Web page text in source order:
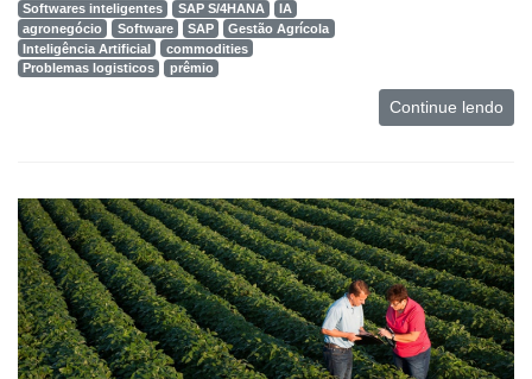
Softwares inteligentes
SAP S/4HANA
IA
agronegócio
Software SAP
Gestão Agrícola
Inteligência Artificial
commodities
Problemas logisticos
prêmio
Continue lendo